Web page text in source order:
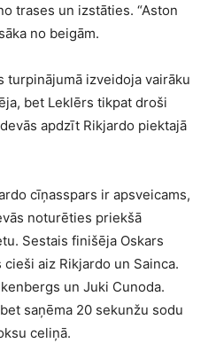
trases un izstāties. “Aston
no beigām.
turpinājumā izveidoja vairāku
bet Leklērs tikpat droši
apdzīt Rikjardo piektajā
cīņasspars ir apsveicams,
noturēties priekšā
Sestais finišēja Oskars
aiz Rikjardo un Sainca.
un Juki Cunoda.
saņēma 20 sekunžu sodu
celiņā.